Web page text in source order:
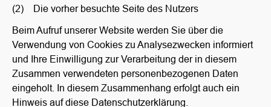
(2) Die vorher besuchte Seite des Nutzers
Beim Aufruf unserer Website werden Sie über die
Verwendung von Cookies zu Analysezwecken informiert
und Ihre Einwilligung zur Verarbeitung der in diesem
Zusammen verwendeten personenbezogenen Daten
eingeholt. In diesem Zusammenhang erfolgt auch ein
Hinweis auf diese Datenschutzerklärung.